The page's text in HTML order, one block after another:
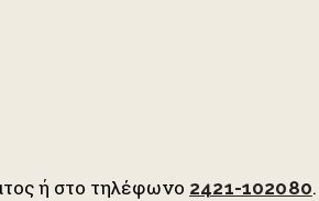
ή στο τηλέφωνο 2421-102080.